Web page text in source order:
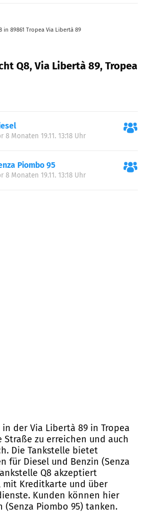
in 89861 Tropea Via Libertà 89
Q8, Via Libertà 89, Tropea
8 Monaten 19.11. 13:18 Uhr
Piombo 95
8 Monaten 19.11. 13:18 Uhr
in der Via Libertà 89 in Tropea
zu erreichen und auch
Die Tankstelle bietet
für Diesel und Benzin (Senza
Q8 akzeptiert
mit Kreditkarte und über
Kunden können hier
(Senza Piombo 95) tanken.